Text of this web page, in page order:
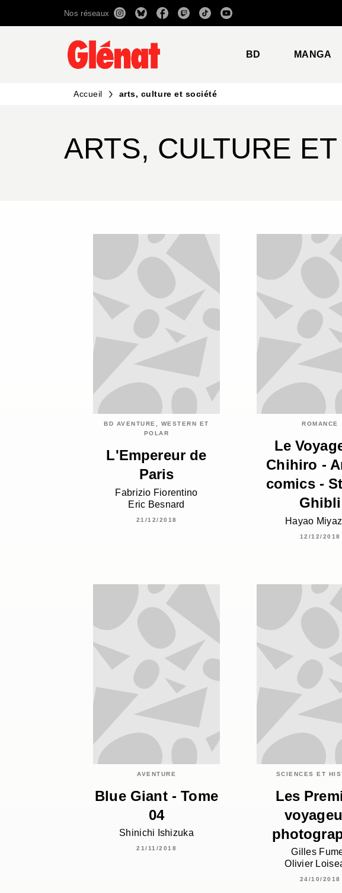
RECHERCHE CONTENU
Nos réseaux
BD MANGA
Accueil arts, culture et société
ARTS, CULTURE
BD AVENTURE, WESTERN ET
POLAR
L'Empereur de
Paris
Fabrizio Fiorentino
Eric Besnard
21/12/2018
ROMANCE
Le
Chihiro -
comics -
Ghibli
Hayao
12/12/2018
AVENTURE
Blue Giant - Tome
04
Shinichi Ishizuka
21/11/2018
SCIENCES ET
Les
Gilles
Olivier
24/10/2018